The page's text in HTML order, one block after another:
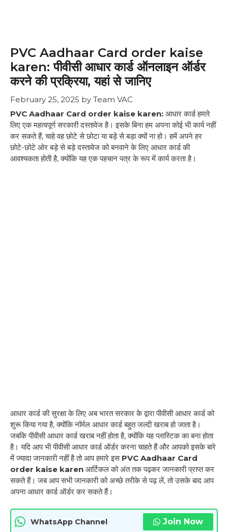
PVC Aadhaar Card order kaise
karen: पीवीसी आधार कार्ड ऑनलाइन ऑर्डर
करने की प्रक्रिया, यहां से जानिए
February 25, 2025 by Team VAC
PVC Aadhaar Card order kaise karen: आधार कार्ड हमारे
लिए एक महत्वपूर्ण सरकारी दस्तावेज है। इसके बिना हम अपना कोई भी कार्य नहीं
कर सकते हैं, चाहे वह छोटे से छोटा या बड़े से बड़ा क्यों ना हो। हमें अपने हर
छोटे-छोटे ओर बड़े से बड़े दस्तावेज को बनवाने के लिए आधार कार्ड की
आवश्यकता होती है, क्योंकि यह एक पहचान पत्र के रूप में कार्य करता है।
आधार कार्ड की सुरक्षा के लिए अब भारत सरकार के द्वारा पीवीसी आधार कार्ड को
शुरू किया गया है, क्योंकि नॉर्मल आधार कार्ड बहुत जल्दी खराब हो जाता है।
जबकि पीवीसी आधार कार्ड खराब नहीं होता है, क्योंकि यह प्लास्टिक का बना होता
है। यदि आप भी पीवीसी आधार कार्ड ऑर्डर करना चाहते हैं और आपको इसके बारे
में ज्यादा जानकारी नहीं है तो आप हमारे इस PVC Aadhaar Card
order kaise karen आर्टिकल को अंत तक पढ़कर जानकारी प्राप्त कर
सकते हैं। जब आप सभी जानकारी को अच्छे तरीके से पढ़ लें, तो उसके बाद आप
अपना आधार कार्ड ऑर्डर कर सकते हैं।
WhatsApp Channel Join Now